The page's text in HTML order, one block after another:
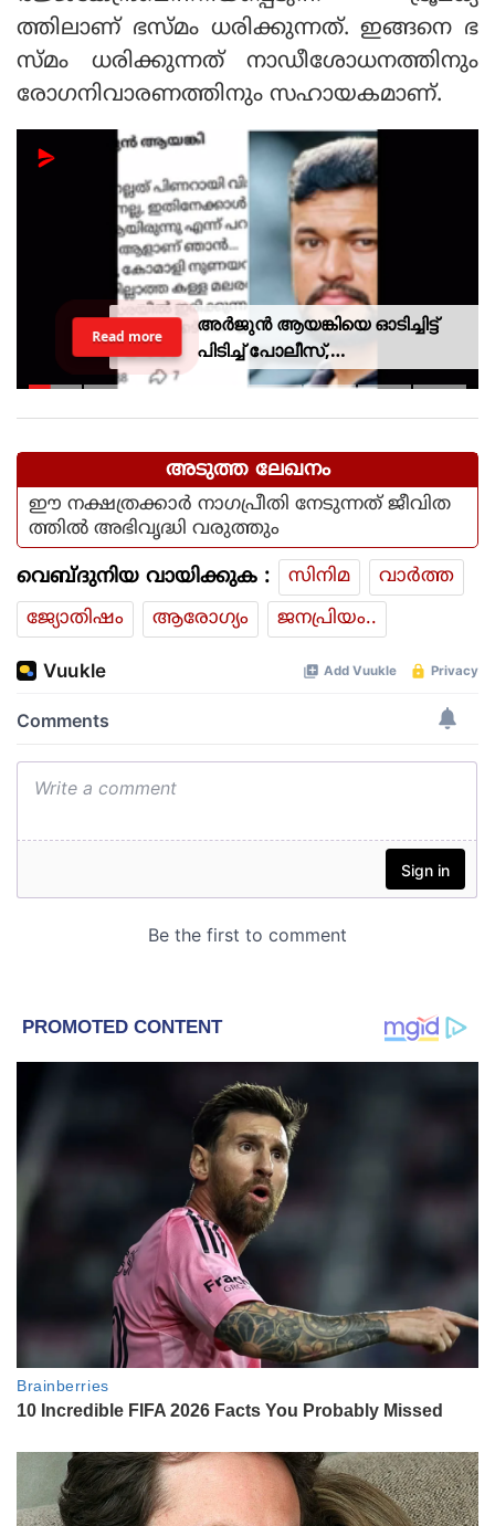
ത്തിലാണ് ഭസ്മം ധരിക്കുന്നത്. ഇങ്ങനെ ഭ
സ്മം ധരിക്കുന്നത് നാഡീശോധനത്തിനും
രോഗനിവാരണത്തിനും സഹായകമാണ്.
അർജുൻ ആയങ്കിയെ ഓടിച്ചിട്ട്
പിടിച്ച് പോലീസ്,
സ്റ്റേഷനിലെത്തി പത്രവായന,
Read more
അടുത്ത ലേഖനം
ഈ നക്ഷത്രക്കാര്‍ നാഗപ്രീതി നേടുന്നത് ജീവിത
ത്തില്‍ അഭിവൃദ്ധി വരുത്തും
വെബ്ദുനിയ വായിക്കുക : സിനിമ
വാര്‍ത്ത
ജ്യോതിഷം
ആരോഗ്യം ജനപ്രിയം..